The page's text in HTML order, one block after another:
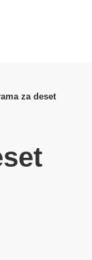
za deset